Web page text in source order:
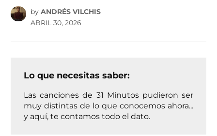
by ANDRÉS VILCHIS
ABRIL 30, 2026
Lo que necesitas saber:
Las canciones de 31 Minutos pudieron ser
muy distintas de lo que conocemos ahora...
y aquí, te contamos todo el dato.